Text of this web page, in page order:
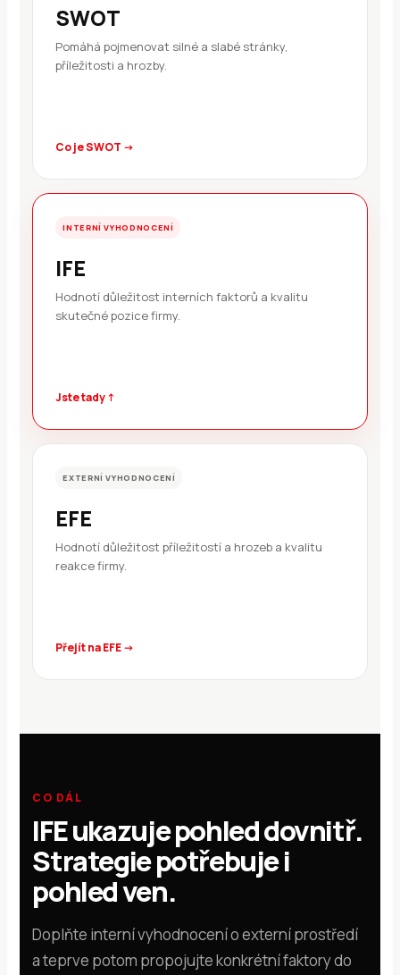
SWOT
Pomáhá pojmenovat silné a slabé stránky,
příležitosti a hrozby.
Co je SWOT →
INTERNÍ VYHODNOCENÍ
IFE
Hodnotí důležitost interních faktorů a kvalitu
skutečné pozice firmy.
Jste tady ↑
EXTERNÍ VYHODNOCENÍ
EFE
Hodnotí důležitost příležitostí a hrozeb a kvalitu
reakce firmy.
Přejít na EFE →
CO DÁL
IFE ukazuje pohled dovnitř.
Strategie potřebuje i
pohled ven.
Doplňte interní vyhodnocení o externí prostředí
a teprve potom propojujte konkrétní faktory do